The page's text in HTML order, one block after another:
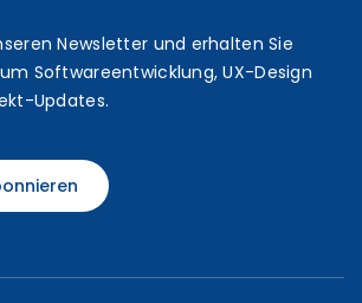
Newsletter und erhalten Sie
Softwareentwicklung, UX-Design
Updates.